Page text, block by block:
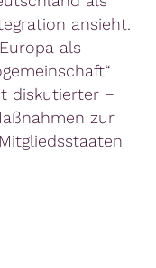
ansieht.
als
diskutierter −
zur